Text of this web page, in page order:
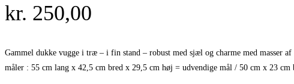
kr. 250,00
Gammel dukke vugge i træ – i fin stand – robust med sjæl og charme med masser
måler : 55 cm lang x 42,5 cm bred x 29,5 cm høj = udvendige mål / 50 cm x 23